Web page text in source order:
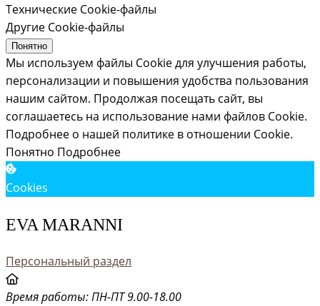
Технические Cookie-файлы
Другие Cookie-файлы
Понятно
Мы используем файлы Cookie для улучшения работы,
персонализации и повышения удобства пользования
нашим сайтом. Продолжая посещать сайт, вы
соглашаетесь на использование нами файлов Cookie.
Подробнее о нашей политике в отношении Cookie.
Понятно Подробнее
Cookies
EVA MARANNI
Персональный раздел
Время работы: ПН-ПТ 9.00-18.00